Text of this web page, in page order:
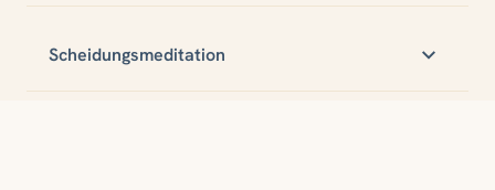
Scheidungsmeditation